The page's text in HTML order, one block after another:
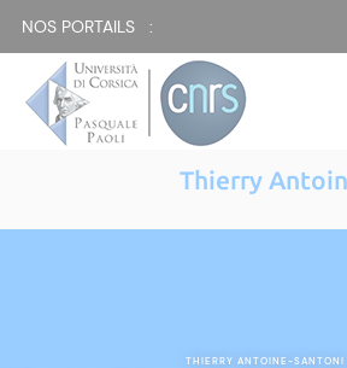
NOS PORTAILS :
Thierry
THIERRY ANTOINE-SANTONI